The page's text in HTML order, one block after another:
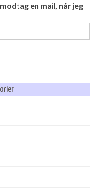
en mail, når jeg